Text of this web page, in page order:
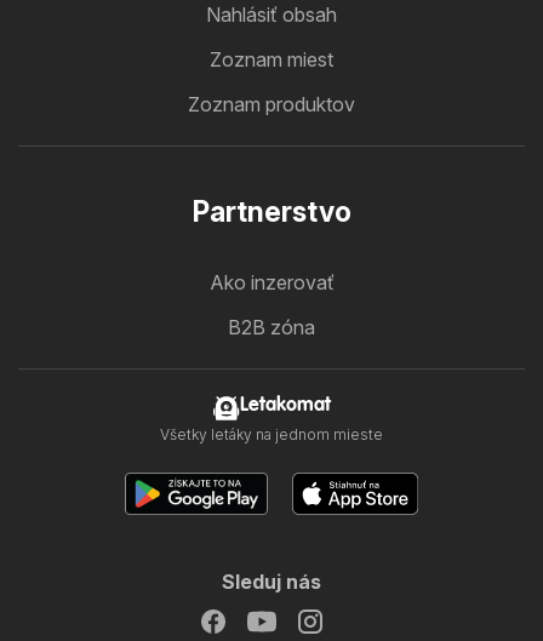
Nahlásiť obsah
Zoznam miest
Zoznam produktov
Partnerstvo
Ako inzerovať
B2B zóna
Letakomat
Všetky letáky na jednom mieste
Sleduj nás